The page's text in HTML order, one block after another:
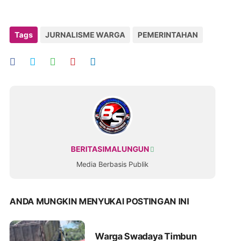
Tags JURNALISME WARGA PEMERINTAHAN
BERITASIMALUNGUN
Media Berbasis Publik
ANDA MUNGKIN MENYUKAI POSTINGAN INI
Warga Swadaya Timbun